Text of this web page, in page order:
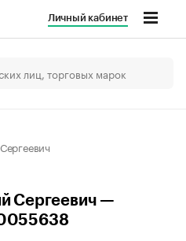
Личный кабинет
Сергеевич —